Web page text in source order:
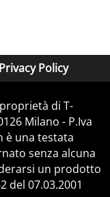
Privacy Policy
di T-
Milano - P.Iva
è una testata
senza alcuna
un prodotto
del 07.03.2001